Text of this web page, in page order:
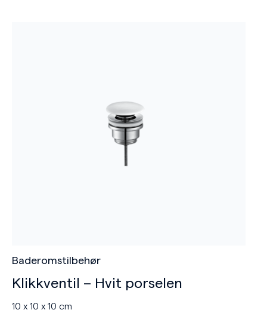
Baderomstilbehør
Klikkventil – Hvit porselen
10 x 10 x 10 cm